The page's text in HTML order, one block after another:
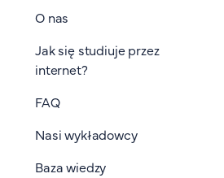
O nas
Jak się studiuje przez
internet?
FAQ
Nasi wykładowcy
Baza wiedzy